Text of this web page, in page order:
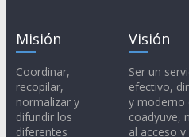
Misión
Coordinar,
recopilar,
normalizar y
difundir los
diferentes
Visión
Ser un
efectivo,
y moderno
coadyuve,
al acceso y